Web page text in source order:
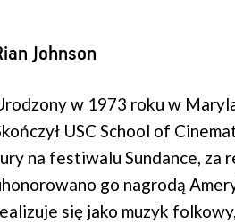
Johnson
w 1973 roku w
USC School of
na festiwalu Sundance, za
go nagrodą
się jako muzyk